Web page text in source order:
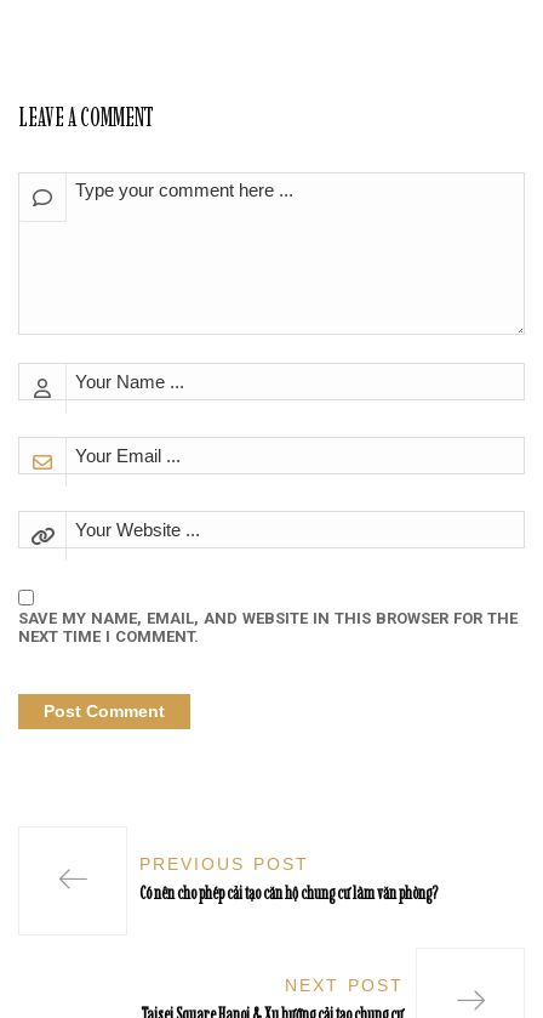
LEAVE A COMMENT
SAVE MY NAME, EMAIL, AND WEBSITE IN THIS BROWSER FOR THE
NEXT TIME I COMMENT.
PREVIOUS POST
Có nên cho phép cải tạo căn hộ chung cư làm văn phòng?
NEXT POST